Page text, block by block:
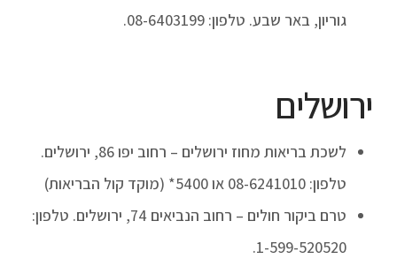
גוריון, באר שבע. טלפון: 08-6403199.
ירושלים
לשכת בריאות מחוז ירושלים – רחוב יפו 86, ירושלים.
טלפון: 08-6241010 או 5400* (מוקד קול הבריאות)
טרם ביקור חולים – רחוב הנביאים 74, ירושלים. טלפון:
1-599-520520.